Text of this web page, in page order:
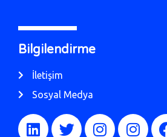
Bilgilendirme
İletişim
Sosyal Medya